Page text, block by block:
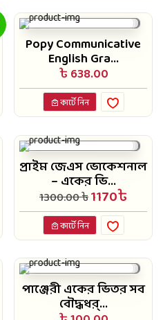
Popy Communicative
English Gra...
৳ 638.00
কার্টে নিন
প্রাইম জেএস ভোকেশনাল
– একের ভি...
1300.00 ৳1170৳
কার্টে নিন
পাঞ্জেরী একের ভিতর সব
বৌদ্ধধর্...